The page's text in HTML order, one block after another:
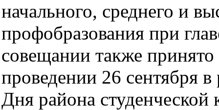
начального, среднего и
профобразования при
совещании также
проведении 26 сентября
Дня района